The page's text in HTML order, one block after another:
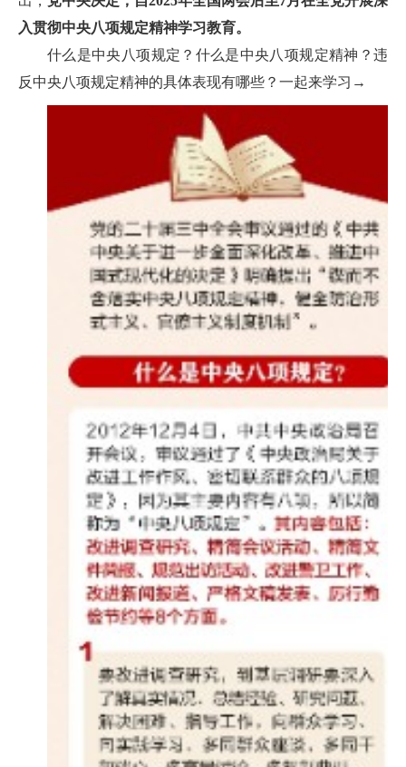
入贯彻中央八项规定精神学习教育。
什么是中央八项规定？什么是中央八项规定精神？违
反中央八项规定精神的具体表现有哪些？一起来学习→